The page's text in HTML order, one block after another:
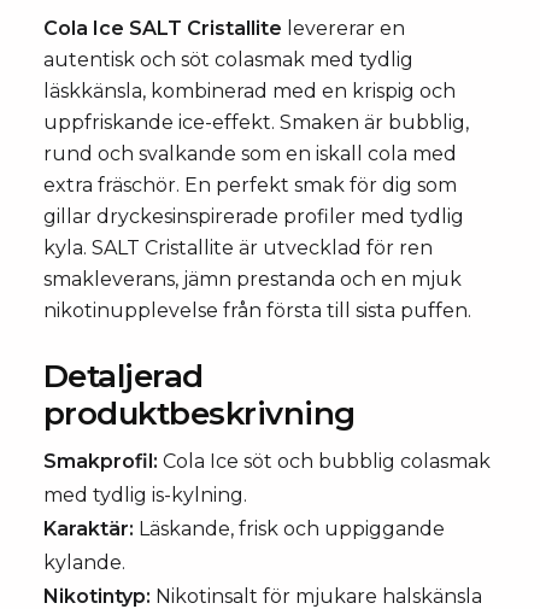
Cola Ice SALT Cristallite levererar en
autentisk och söt colasmak med tydlig
läskkänsla, kombinerad med en krispig och
uppfriskande ice-effekt. Smaken är bubblig,
rund och svalkande som en iskall cola med
extra fräschör. En perfekt smak för dig som
gillar dryckesinspirerade profiler med tydlig
kyla. SALT Cristallite är utvecklad för ren
smakleverans, jämn prestanda och en mjuk
nikotinupplevelse från första till sista puffen.
Detaljerad
produktbeskrivning
Smakprofil: Cola Ice söt och bubblig colasmak
med tydlig is-kylning.
Karaktär: Läskande, frisk och uppiggande
kylande.
Nikotintyp: Nikotinsalt för mjukare halskänsla